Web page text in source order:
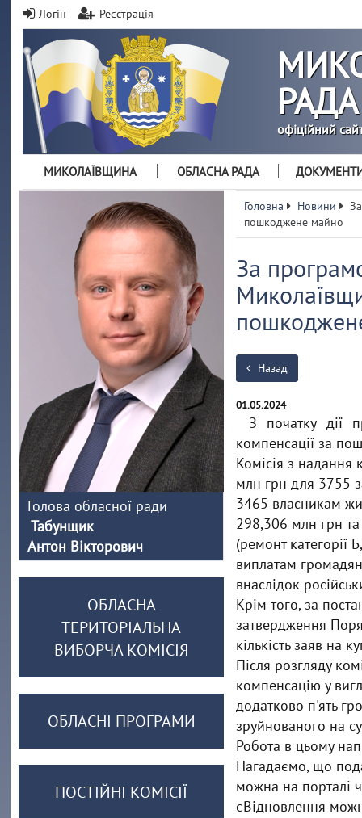
Логін Реєстрація
РАДА
офіційний
МИКОЛАЇВЩИНА ОБЛАСНА РАДА
Головна Новини
пошкоджене майно
За
Назад
01.05.2024
З початку дії
компенсації за
Комісія з надання
млн грн для 3755
3465 власникам
298,306 млн грн
(ремонт категорії
виплатам
внаслідок
Крім того, за
затвердження
кількість заяв на
Після розгляду
компенсацію у
додатково п'ять
зруйнованого на
Робота в цьому
Нагадаємо, що
можна на порталі
єВідновлення
Голова обласної ради
Табунщик
Антон Вікторович
ОБЛАСНА
ТЕРИТОРІАЛЬНА
ВИБОРЧА КОМІСІЯ
ОБЛАСНІ ПРОГРАМИ
ПОСТІЙНІ КОМІСІЇ